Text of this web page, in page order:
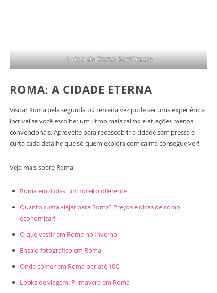
A vista do Castel Sant’Angelo
ROMA: A CIDADE ETERNA
Visitar Roma pela segunda ou terceira vez pode ser uma experiência
incrível se você escolher um ritmo mais calmo e atrações menos
convencionais. Aproveite para redescobrir a cidade sem pressa e
curta cada detalhe que só quem explora com calma consegue ver!
Veja mais sobre Roma:
Roma em 4 dias: um roteiro diferente
Quanto custa viajar para Roma? Preços e dicas de como
economizar!
O que vestir em Roma no Inverno
Ensaio fotográfico em Roma
Onde comer em Roma por até 10€
Looks de viagem: Primavera em Roma